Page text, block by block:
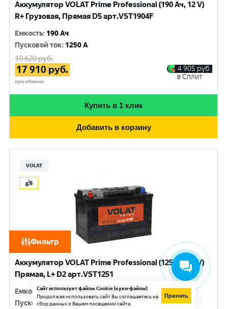
Фильтр
Аккумулятор VOLAT Prime Professional (190 Ач, 12 V)
R+ Грузовая, Прямая D5 арт.VST1904F
Емкость: 190 Ач
Пусковой ток: 1250 A
19 620руб.
17 910 руб.
при обмене
4 905 руб.
в Сплит
Купить в 1 клик
Добавить в корзину
VOLAT
Аккумулятор VOLAT Prime Professional (125 Ач, 12 V)
Прямая, L+ D2 арт.VST1251
Емкость:125 Ач
Пусковой ток:950 A
Сайт использует файлы Cookie (куки-файлы)
Продолжая использовать сайт Вы соглашаетесь на
сбор данных о Вашем посещении сайта.
Принять